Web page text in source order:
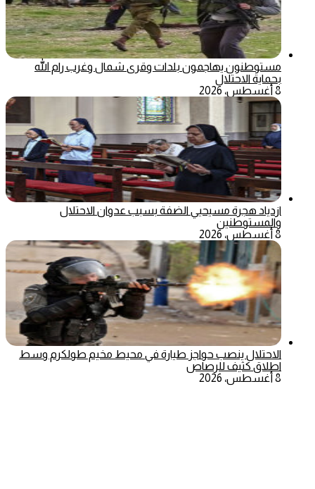
مستوطنون يهاجمون بلدات وقرى شمال وغرب رام الله
بحماية الاحتلال
8 أغسطس، 2026
ازدياد هجرة مسيحيي الضفة بسبب عدوان الاحتلال
والمستوطنين
8 أغسطس، 2026
الاحتلال ينصب حواجز طيارة في محيط مخيم طولكرم وسط
اطلاق كثيف للرصاص
8 أغسطس، 2026